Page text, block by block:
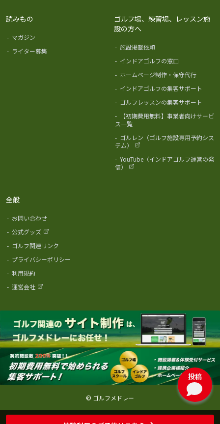
投稿
読みもの
- マガジン
- ライター募集
ゴルフ場、練習場、レッスン施
設の方へ
- 施設掲載依頼
- インドアゴルフの窓口
- ホームページ制作・保守代行
- インドアゴルフの集客サポート
- ゴルフレッスンの集客サポート
-
【初期費用無料】事業者向けサービ
ス一覧
- ゴルレン（ゴルフ施設専用予約シス
テム）
- YouTube（インドアゴルフ運営の発
信）
全般
- お問い合わせ
- 公式グッズ
- ゴルフ関連リンク
- プライバシーポリシー
- 利用規約
- 運営会社
© ゴルフメドレー